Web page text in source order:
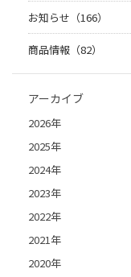
お知らせ（166）
商品情報（82）
アーカイブ
2026年
2025年
2024年
2023年
2022年
2021年
2020年